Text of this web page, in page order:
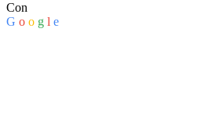
Con
G o o g l e